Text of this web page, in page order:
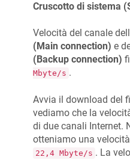
Cruscotto di sistema
Velocità del canale
(Main connection) e
(Backup connection)
Mbyte/s .
Avvia il download del
vediamo che la
di due canali Internet.
otteniamo una
22,4 Mbyte/s . La